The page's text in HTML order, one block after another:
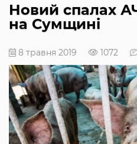
Новий спалах
на Сумщині
8 травня 2019 1072